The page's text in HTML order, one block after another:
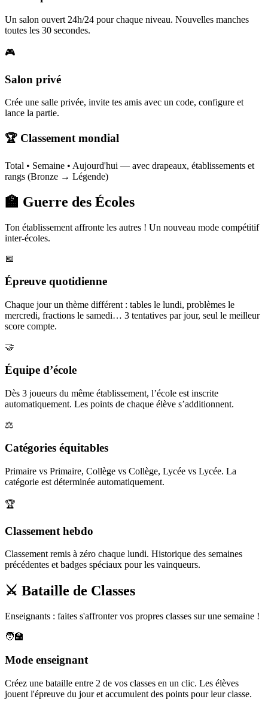
Un salon ouvert 24h/24 pour chaque niveau. Nouvelles manches
toutes les 30 secondes.
🎮
Salon privé
Crée une salle privée, invite tes amis avec un code, configure et
lance la partie.
🏆 Classement mondial
Total • Semaine • Aujourd'hui — avec drapeaux, établissements et
rangs (Bronze → Légende)
🏫 Guerre des Écoles
Ton établissement affronte les autres ! Un nouveau mode compétitif
inter-écoles.
📅
Épreuve quotidienne
Chaque jour un thème différent : tables le lundi, problèmes le
mercredi, fractions le samedi… 3 tentatives par jour, seul le meilleur
score compte.
🤝
Équipe d’école
Dès 3 joueurs du même établissement, l’école est inscrite
automatiquement. Les points de chaque élève s’additionnent.
⚖️
Catégories équitables
Primaire vs Primaire, Collège vs Collège, Lycée vs Lycée. La
catégorie est déterminée automatiquement.
🏆
Classement hebdo
Classement remis à zéro chaque lundi. Historique des semaines
précédentes et badges spéciaux pour les vainqueurs.
⚔️ Bataille de Classes
Enseignants : faites s'affronter vos propres classes sur une semaine !
🧑‍🏫
Mode enseignant
Créez une bataille entre 2 de vos classes en un clic. Les élèves
jouent l'épreuve du jour et accumulent des points pour leur classe.